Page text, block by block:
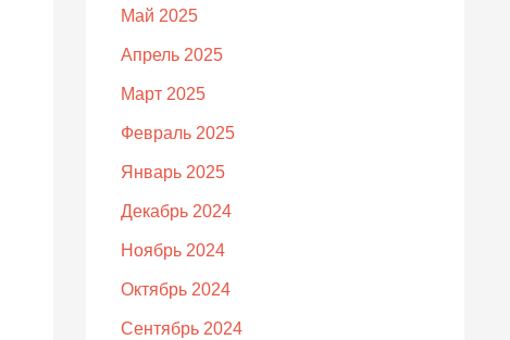
Май 2025
Апрель 2025
Март 2025
Февраль 2025
Январь 2025
Декабрь 2024
Ноябрь 2024
Октябрь 2024
Сентябрь 2024